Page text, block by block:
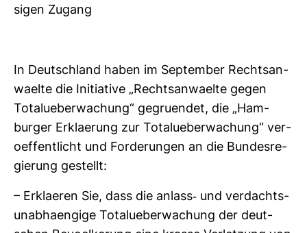
sigen Zugang
In Deutsch­land haben im Sep­tember Rechts­an­
waelte die Initia­tive „Rechts­an­waelte gegen
Totalu­e­ber­wa­chung“ gegru­endet, die „Ham­
burger Erkla­e­rung zur Totalu­e­ber­wa­chung“ ver­
o­ef­fent­licht und For­de­rungen an die Bun­des­re­
gie­rung gestellt:
– Erkla­eren Sie, dass die anlass-​ und ver­dachts­
un­abhaen­gige Totalu­e­ber­wa­chung der deut­